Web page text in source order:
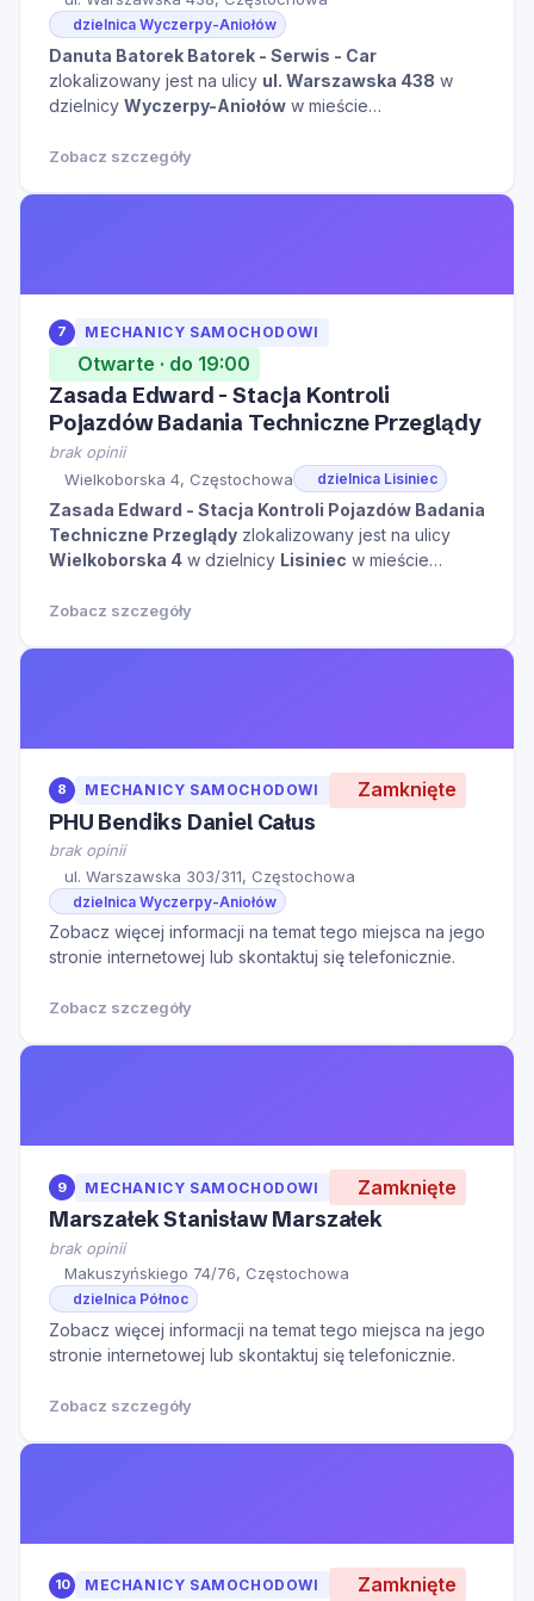
dzielnica Wyczerpy-Aniołów
Danuta Batorek Batorek - Serwis - Car
zlokalizowany jest na ulicy ul. Warszawska 438 w
dzielnicy Wyczerpy-Aniołów w mieście
na temat tego miejsca.
Zobacz szczegóły
7 MECHANICY SAMOCHODOWI
Otwarte · do 19:00
Zasada Edward - Stacja Kontroli
Pojazdów Badania Techniczne Przeglądy
brak opinii
Wielkoborska 4, Częstochowa
dzielnica Lisiniec
Zasada Edward - Stacja Kontroli Pojazdów Badania
Techniczne Przeglądy zlokalizowany jest na ulicy
Wielkoborska 4 w dzielnicy Lisiniec w mieście
na temat tego miejsca.
Zobacz szczegóły
8 MECHANICY SAMOCHODOWI Zamknięte
PHU Bendiks Daniel Całus
brak opinii
ul. Warszawska 303/311, Częstochowa
dzielnica Wyczerpy-Aniołów
Zobacz więcej informacji na temat tego miejsca na jego
stronie internetowej lub skontaktuj się telefonicznie.
Zobacz szczegóły
9 MECHANICY SAMOCHODOWI Zamknięte
Marszałek Stanisław Marszałek
brak opinii
Makuszyńskiego 74/76, Częstochowa
dzielnica Północ
Zobacz więcej informacji na temat tego miejsca na jego
stronie internetowej lub skontaktuj się telefonicznie.
Zobacz szczegóły
10 MECHANICY SAMOCHODOWI Zamknięte